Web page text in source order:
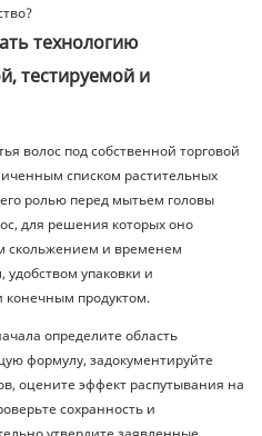
технологию
тестируемой и
волос под собственной торговой
списком растительных
ролью перед мытьем головы
для решения которых оно
скольжением и временем
упаковки и
продуктом.
определите область
формулу, задокументируйте
оцените эффект распутывания на
сохранность и